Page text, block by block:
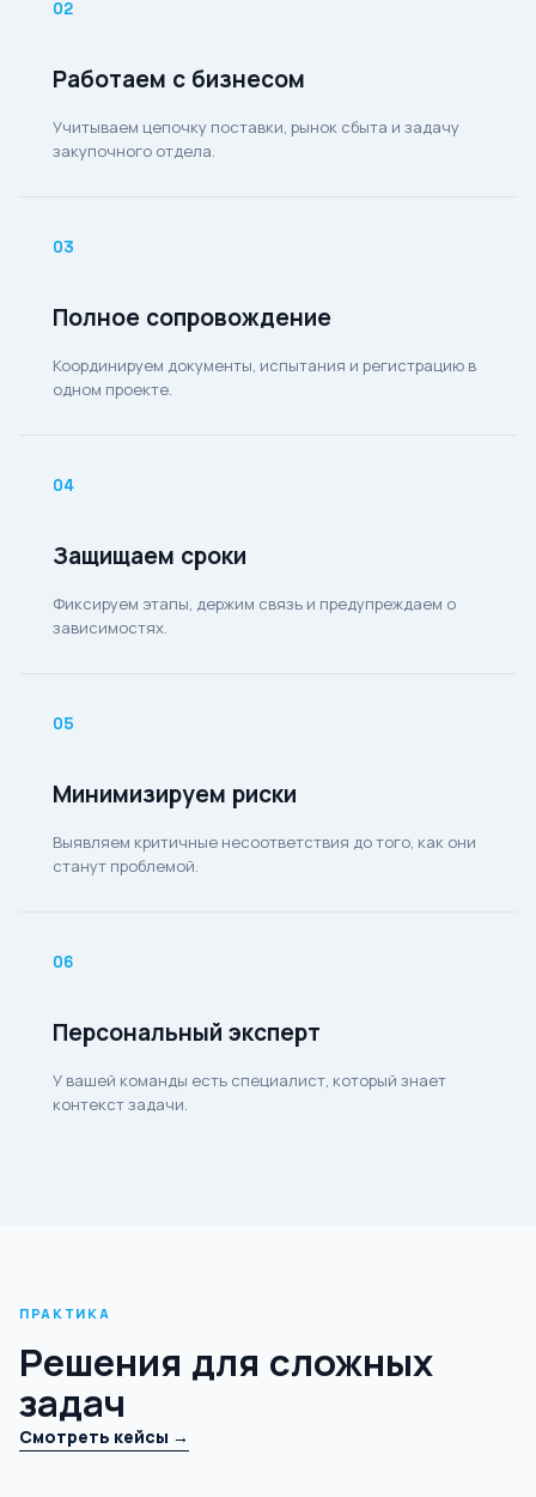
02
Работаем с бизнесом
Учитываем цепочку поставки, рынок сбыта и задачу
закупочного отдела.
03
Полное сопровождение
Координируем документы, испытания и регистрацию в
одном проекте.
04
Защищаем сроки
Фиксируем этапы, держим связь и предупреждаем о
зависимостях.
05
Минимизируем риски
Выявляем критичные несоответствия до того, как они
станут проблемой.
06
Персональный эксперт
У вашей команды есть специалист, который знает
контекст задачи.
ПРАКТИКА
Решения для сложных
задач
Смотреть кейсы →